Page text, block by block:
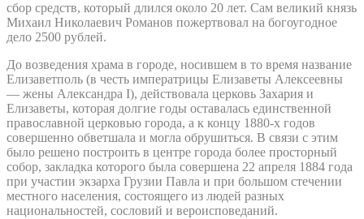
сбор средств, который длился около 20 лет. Сам великий князь
Михаил Николаевич Романов пожертвовал на богоугодное
дело 2500 рублей.
До возведения храма в городе, носившем в то время название
Елизаветполь (в честь императрицы Елизаветы Алексеевны
— жены Александра I), действовала церковь Захария и
Елизаветы, которая долгие годы оставалась единственной
православной церковью города, а к концу 1880-х годов
совершенно обветшала и могла обрушиться. В связи с этим
было решено построить в центре города более просторный
собор, закладка которого была совершена 22 апреля 1884 года
при участии экзарха Грузии Павла и при большом стечении
местного населения, состоящего из людей разных
национальностей, сословий и вероисповеданий.